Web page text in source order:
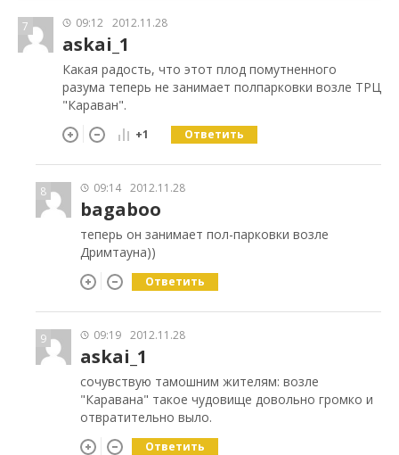
7 09:12 2012.11.28
askai_1
Какая радость, что этот плод помутненного
разума теперь не занимает полпарковки возле ТРЦ
"Караван".
+1 Ответить
8 09:14 2012.11.28
bagaboo
теперь он занимает пол-парковки возле
Дримтауна))
Ответить
9 09:19 2012.11.28
askai_1
сочувствую тамошним жителям: возле
"Каравана" такое чудовище довольно громко и
отвратительно выло.
Ответить